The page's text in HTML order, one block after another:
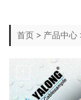
首页 > 产品中心